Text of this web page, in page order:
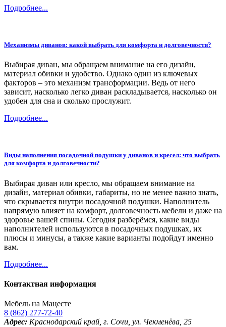
Подробнее...
Механизмы диванов: какой выбрать для комфорта и долговечности?
Выбирая диван, мы обращаем внимание на его дизайн,
материал обивки и удобство. Однако один из ключевых
факторов – это механизм трансформации. Ведь от него
зависит, насколько легко диван раскладывается, насколько он
удобен для сна и сколько прослужит.
Подробнее...
Виды наполнения посадочной подушки у диванов и кресел: что выбрать
для комфорта и долговечности?
Выбирая диван или кресло, мы обращаем внимание на
дизайн, материал обивки, габариты, но не менее важно знать,
что скрывается внутри посадочной подушки. Наполнитель
напрямую влияет на комфорт, долговечность мебели и даже на
здоровье вашей спины. Сегодня разберёмся, какие виды
наполнителей используются в посадочных подушках, их
плюсы и минусы, а также какие варианты подойдут именно
вам.
Подробнее...
Контактная информация
Мебель на Мацесте
8 (862) 277-72-40
Адрес: Краснодарский край, г. Сочи, ул. Чекменёва, 25